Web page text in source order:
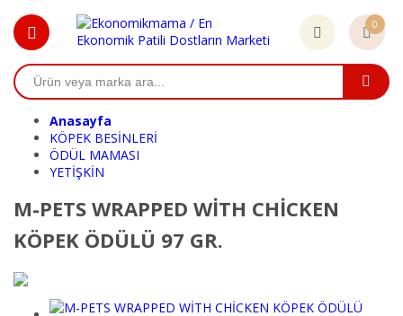
0
Anasayfa
KÖPEK BESİNLERİ
ÖDÜL MAMASI
YETİŞKİN
M-PETS WRAPPED WİTH CHİCKEN
KÖPEK ÖDÜLÜ 97 GR.